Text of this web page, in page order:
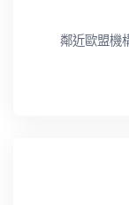
鄰近歐盟機